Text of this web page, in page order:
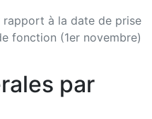
rapport à la date de prise
fonction (1er novembre)
par